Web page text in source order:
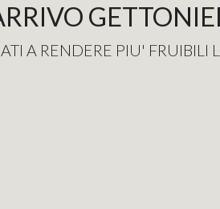
A RENDERE PIU' FRUIBILI